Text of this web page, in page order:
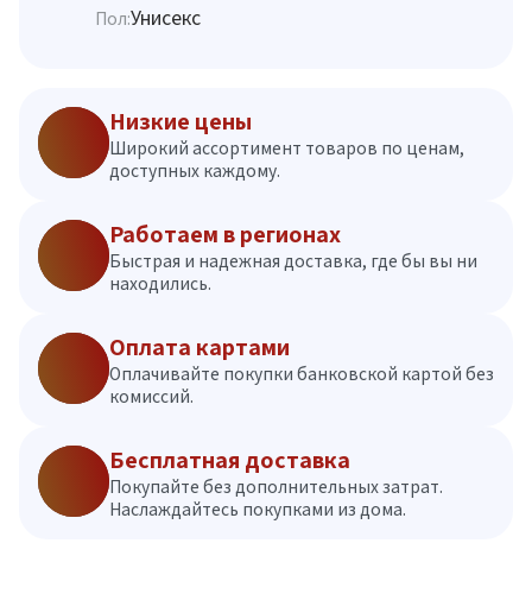
Пол:Унисекс
Низкие цены
Широкий ассортимент товаров по ценам,
доступных каждому.
Работаем в регионах
Быстрая и надежная доставка, где бы вы ни
находились.
Оплата картами
Оплачивайте покупки банковской картой без
комиссий.
Бесплатная доставка
Покупайте без дополнительных затрат.
Наслаждайтесь покупками из дома.